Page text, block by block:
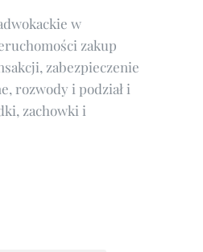
w
zakup
zabezpieczenie
rozwody i podział i
zachowki i